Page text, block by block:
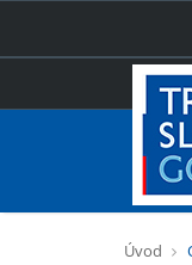
Úvod